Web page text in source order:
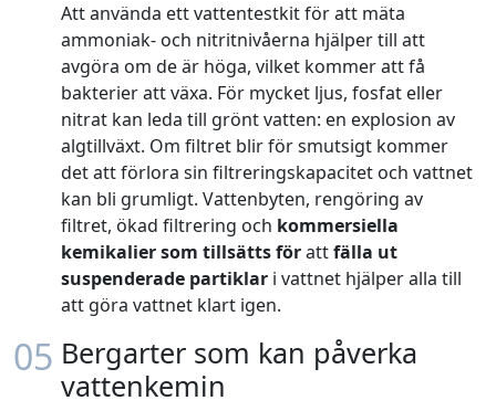
Att använda ett vattentestkit för att mäta
ammoniak- och nitritnivåerna hjälper till att
avgöra om de är höga, vilket kommer att få
bakterier att växa. För mycket ljus, fosfat eller
nitrat kan leda till grönt vatten: en explosion av
algtillväxt. Om filtret blir för smutsigt kommer
det att förlora sin filtreringskapacitet och vattnet
kan bli grumligt. Vattenbyten, rengöring av
filtret, ökad filtrering och kommersiella
kemikalier som tillsätts förattfälla ut
suspenderade partiklar i vattnet hjälper alla till
att göra vattnet klart igen.
05 Bergarter som kan påverka
vattenkemin